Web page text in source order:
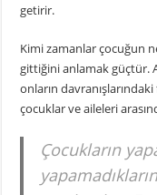
getirir.
Kimi zamanlar çocuğun
gittiğini anlamak güçtür.
onların
çocuklar ve aileleri
Çocukların